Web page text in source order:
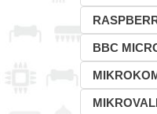
BBC